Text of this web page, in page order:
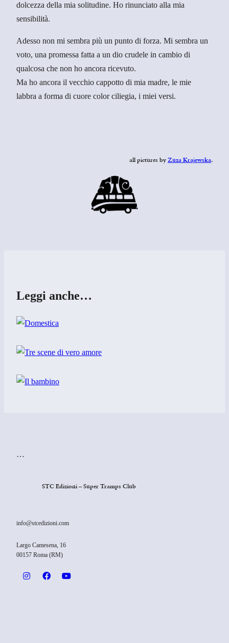
dolcezza della mia solitudine. Ho rinunciato alla mia
sensibilità.
Adesso non mi sembra più un punto di forza. Mi sembra un
voto, una promessa fatta a un dio crudele in cambio di
qualcosa che non ho ancora ricevuto.
Ma ho ancora il vecchio cappotto di mia madre, le mie
labbra a forma di cuore color ciliegia, i miei versi.
all pictures by Zuza Krajewska.
Leggi anche…
…
STC Edizioni – Super Tramps Club
info@stcedizioni.com
Largo Camesena, 16
00157 Roma (RM)